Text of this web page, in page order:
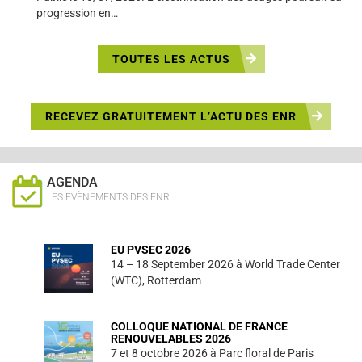
progression en…
TOUTES LES ACTUS
RECEVEZ GRATUITEMENT L’ACTU DES ENR
AGENDA
LES ÉVÈNEMENTS DES ENR
EU PVSEC 2026
14 – 18 September 2026 à World Trade Center
(WTC), Rotterdam
COLLOQUE NATIONAL DE FRANCE
RENOUVELABLES 2026
7 et 8 octobre 2026 à Parc floral de Paris